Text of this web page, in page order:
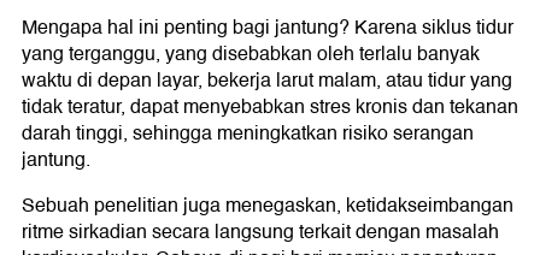
Mengapa hal ini penting bagi jantung? Karena siklus tidur
yang terganggu, yang disebabkan oleh terlalu banyak
waktu di depan layar, bekerja larut malam, atau tidur yang
tidak teratur, dapat menyebabkan stres kronis dan tekanan
darah tinggi, sehingga meningkatkan risiko serangan
jantung.
Sebuah penelitian juga menegaskan, ketidakseimbangan
ritme sirkadian secara langsung terkait dengan masalah